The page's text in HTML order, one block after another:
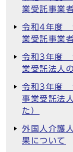
業受託事業
令和4年度
業受託事業
令和3年度
業受託法人
令和3年度
事業受託法
た）
外国人介護
果について